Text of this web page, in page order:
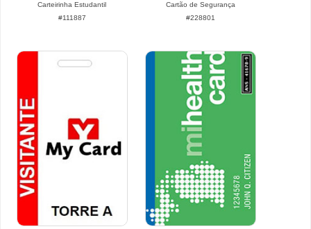
Carteirinha Estudantil
#111887
Cartão de Segurança
#228801